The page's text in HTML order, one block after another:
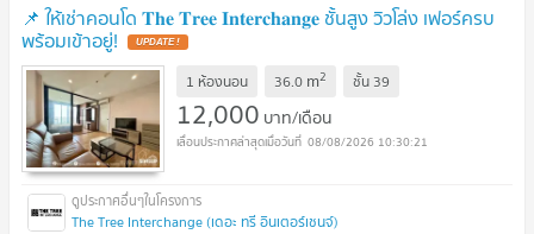
📌 ให้เช่าคอนโด 𝐓𝐡𝐞 𝐓𝐫𝐞𝐞 𝐈𝐧𝐭𝐞𝐫𝐜𝐡𝐚𝐧𝐠𝐞 ชั้นสูง วิวโล่ง เฟอร์ครบ
พร้อมเข้าอยู่! UPDATE !
1 ห้องนอน 36.0 m2 ชั้น 39
12,000 บาท/เดือน
08/08/2026 10:30:21
The Tree Interchange (เดอะ ทรี อินเตอร์เชนจ์)